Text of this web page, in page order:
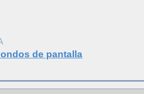
de pantalla